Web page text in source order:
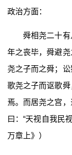
政治方面：
舜相尧二十有
年之丧毕，舜避
尧之子而之舜；
歌尧之子而讴歌
焉。而居尧之宫
曰：“天视自我民
万章上》）